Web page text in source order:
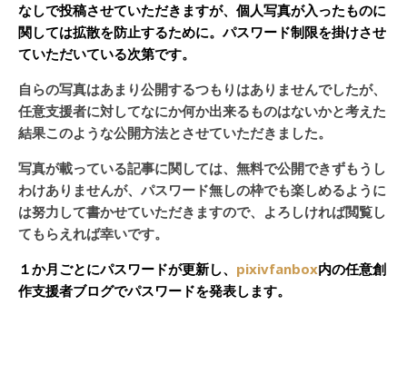
なしで投稿させていただきますが、個人写真が入ったものに
関しては拡散を防止するために。パスワード制限を掛けさせ
ていただいている次第です。
自らの写真はあまり公開するつもりはありませんでしたが、
任意支援者に対してなにか何か出来るものはないかと考えた
結果このような公開方法とさせていただきました。
写真が載っている記事に関しては、無料で公開できずもうし
わけありませんが、パスワード無しの枠でも楽しめるように
は努力して書かせていただきますので、よろしければ閲覧し
てもらえれば幸いです。
１か月ごとにパスワードが更新し、 pixivfanbox内の任意創
作支援者ブログでパスワードを発表します。